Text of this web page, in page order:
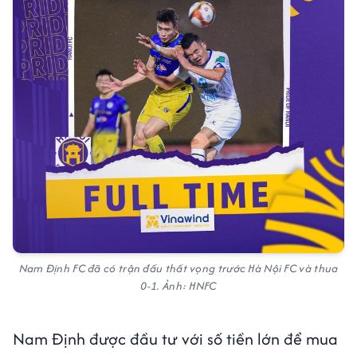
Nam Định FC đã có trận đấu thất vọng trước Hà Nội FC và thua
0-1. Ảnh: HNFC
Nam Định được đầu tư với số tiền lớn để mua